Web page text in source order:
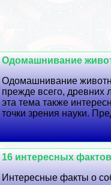
Одомашнивание
Одомашнивание
прежде всего, древних
эта тема также
точки зрения науки.
16 интересных
Интересные факты о